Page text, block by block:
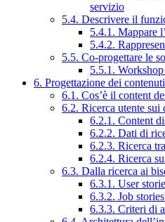
servizio
5.4. Descrivere il
5.4.1. Mappare
5.4.2.
5.5. Co-progettare le
5.5.1.
6. Progettazione dei contenuti
6.1. Cos’è il content
6.2. Ricerca utente
6.2.1. Content
6.2.2. Dati di
6.2.3. Ricerca
6.2.4. Ricerca
6.3. Dalla ricerca ai
6.3.1. User
6.3.2. Job
6.3.3. Criteri di